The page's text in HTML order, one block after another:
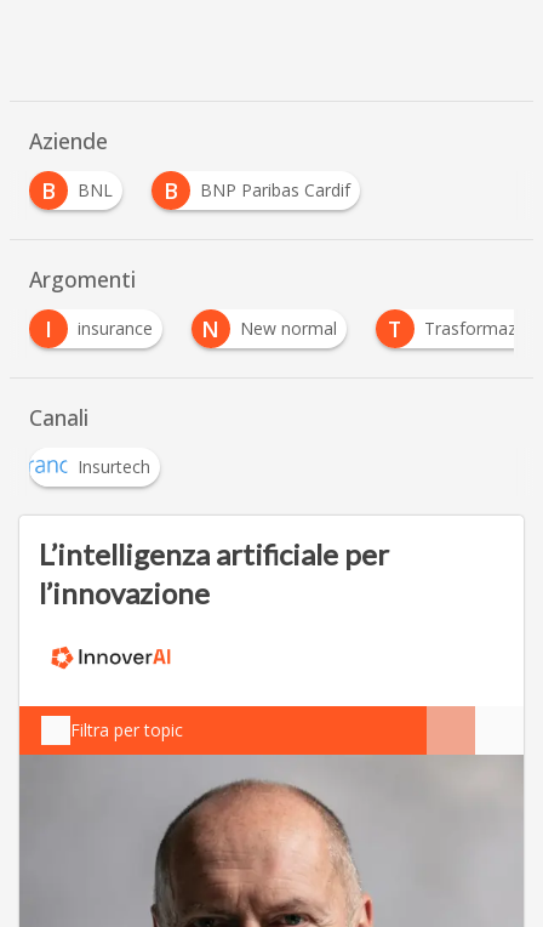
Aziende
B
BNL B BNP Paribas Cardif
Argomenti
I
insurance N New normal T
Canali
Insurtech
L’intelligenza artificiale per
l’innovazione
Filtra per topic